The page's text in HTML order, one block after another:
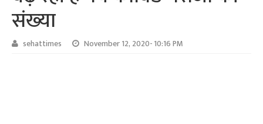
संख्‍या
sehattimes November 12, 2020- 10:16 PM